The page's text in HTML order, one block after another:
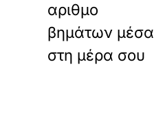
αριθμο
βημάτων μέσα
στη μέρα σου